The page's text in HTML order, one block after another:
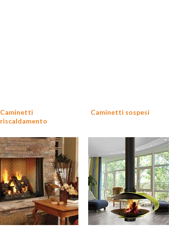
Caminetti
riscaldamento
Caminetti sospesi